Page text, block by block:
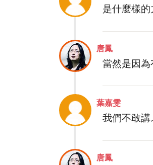
是什麼樣
唐鳳
當然是因為
葉嘉雯
我們不敢講
唐鳳